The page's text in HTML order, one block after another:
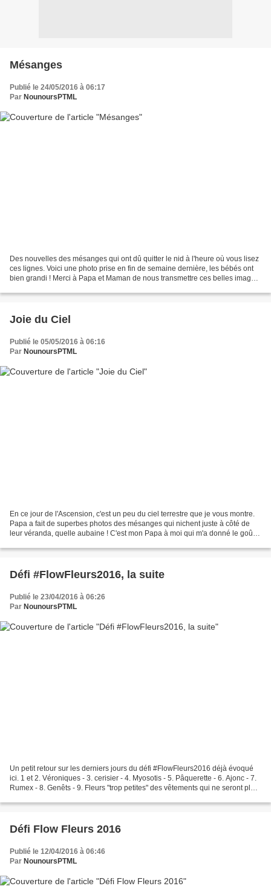
Mésanges
Publié le 24/05/2016 à 06:17
Par NounoursPTML
Des nouvelles des mésanges qui ont dû quitter le nid à l'heure où vous lisez
ces lignes. Voici une photo prise en fin de semaine dernière, les bébés ont
bien grandi ! Merci à Papa et Maman de nous transmettre ces belles images
Joie du Ciel
Publié le 05/05/2016 à 06:16
Par NounoursPTML
En ce jour de l'Ascension, c'est un peu du ciel terrestre que je vous montre.
Papa a fait de superbes photos des mésanges qui nichent juste à côté de
leur véranda, quelle aubaine ! C'est mon Papa à moi qui m'a donné le goût
Défi #FlowFleurs2016, la suite
Publié le 23/04/2016 à 06:26
Par NounoursPTML
Un petit retour sur les derniers jours du défi #FlowFleurs2016 déjà évoqué
ici. 1 et 2. Véroniques - 3. cerisier - 4. Myosotis - 5. Pâquerette - 6. Ajonc - 7.
Rumex - 8. Genêts - 9. Fleurs "trop petites" des vêtements qui ne seront plus
Défi Flow Fleurs 2016
Publié le 12/04/2016 à 06:46
Par NounoursPTML